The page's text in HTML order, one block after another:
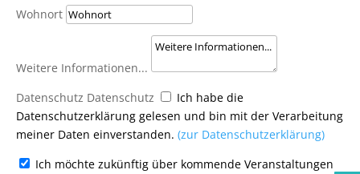
Wohnort
Weitere Informationen...
Datenschutz Datenschutz
Ich habe die
Datenschutzerklärung gelesen und bin mit der Verarbeitung
meiner Daten einverstanden. (zur Datenschutzerklärung)
Ich möchte zukünftig über kommende Veranstaltungen